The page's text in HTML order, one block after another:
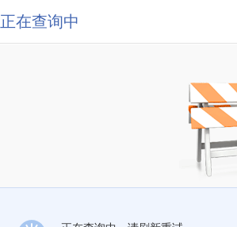
正在查询中